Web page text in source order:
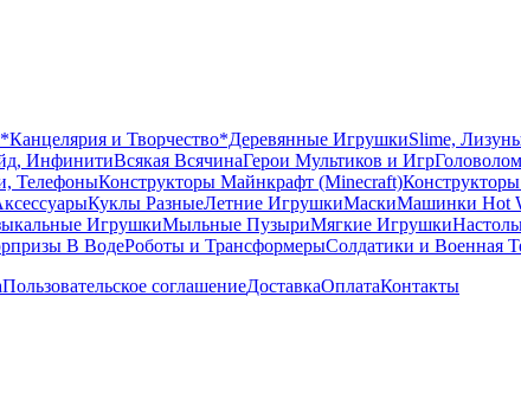
*Канцелярия и Творчество*Деревянные ИгрушкиSlime,
ИнфинитиВсякая ВсячинаГерои Мультиков и Игр
ТелефоныКонструкторы Майнкрафт (Minecraft)
Куклы РазныеЛетние ИгрушкиМаскиМашинки Hot
ИгрушкиМыльные ПузыриМягкие Игрушки
В ВодеРоботы и ТрансформерыСолдатики и Военная
Пользовательское соглашениеДоставкаОплатаКонтакты